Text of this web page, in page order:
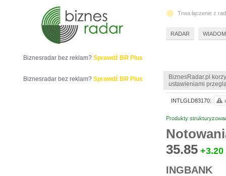
BiznesRadar.pl
ustawieniami
Produkty
35.85 +3.20
INGBANK
INTLGLD83170:
Biznesradar bez reklam? Sprawdź BR Plus
Biznesradar bez reklam? Sprawdź BR Plus
Trwa łączenie z
RADAR